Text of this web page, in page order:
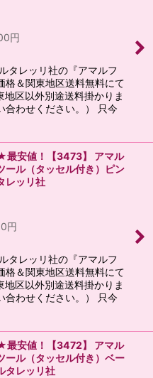
円
タレッリ社の『アマルフ
格＆関東地区送料無料にて
区以外別途送料掛かりま
合わせください。） 只今
安値！【3473】 アマル
ル（タッセル付き）ピン
レッリ社
円
タレッリ社の『アマルフ
格＆関東地区送料無料にて
区以外別途送料掛かりま
合わせください。） 只今
安値！【3472】 アマル
ル（タッセル付き）ベー
タレッリ社